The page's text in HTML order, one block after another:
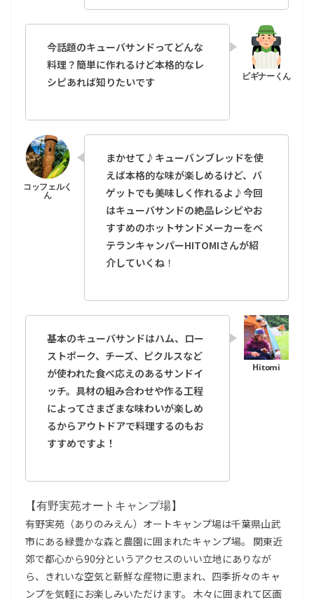
今話題のキューバサンドってどんな
料理？簡単に作れるけど本格的なレ
シピあれば知りたいです
まかせて♪キューバンブレッドを使
えば本格的な味が楽しめるけど、バ
ゲットでも美味しく作れるよ♪今回
はキューバサンドの絶品レシピやお
すすめのホットサンドメーカーをベ
テランキャンパーHITOMIさんが紹
介していくね ！
基本のキューバサンドはハム、ロー
ストポーク、チーズ、ピクルスなど
が使われた食べ応えのあるサンドイ
ッチ。具材の組み合わせや作る工程
によってさまざまな味わいが楽しめ
るからアウトドアで料理するのもお
すすめですよ！
【有野実苑オートキャンプ場】
有野実苑（ありのみえん）オートキャンプ場は千葉県山武
市にある緑豊かな森と農園に囲まれたキャンプ場。 関東近
郊で都心から90分というアクセスのいい立地にありなが
ら、きれいな空気と新鮮な産物に恵まれ、四季折々のキャ
ンプを気軽にお楽しみいただけます。 木々に囲まれて区画